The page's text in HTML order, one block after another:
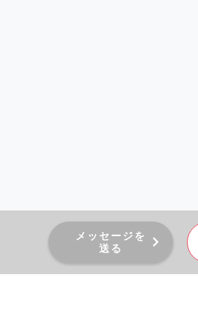
メッセージを
送る